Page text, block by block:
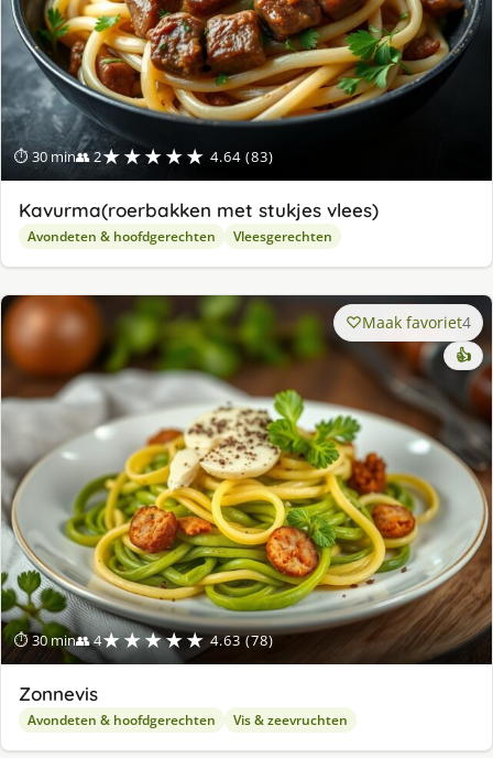
⏱ 30 min👥 2★★★★★ 4.64 (83)
Kavurma(roerbakken met stukjes vlees)
Avondeten & hoofdgerechten Vleesgerechten
⏱ 30 min👥 4★★★★★ 4.63 (78)
Maak favoriet4
👍
Zonnevis
Avondeten & hoofdgerechten Vis & zeevruchten